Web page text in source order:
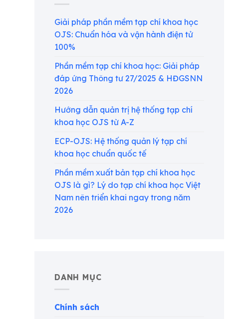
Giải pháp phần mềm tạp chí khoa học
OJS: Chuẩn hóa và vận hành điện tử
100%
Phần mềm tạp chí khoa học: Giải pháp
đáp ứng Thông tư 27/2025 & HĐGSNN
2026
Hướng dẫn quản trị hệ thống tạp chí
khoa học OJS từ A-Z
ECP-OJS: Hệ thống quản lý tạp chí
khoa học chuẩn quốc tế
Phần mềm xuất bản tạp chí khoa học
OJS là gì? Lý do tạp chí khoa học Việt
Nam nên triển khai ngay trong năm
2026
DANH MỤC
Chính sách